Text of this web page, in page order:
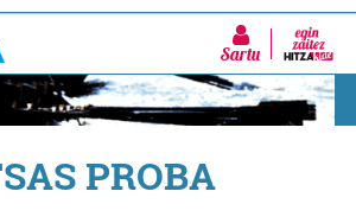
Sartu
PROBA